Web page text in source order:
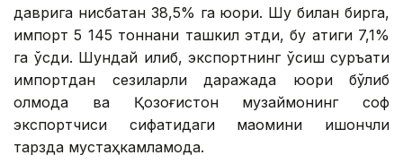
даврига нисбатан 38,5% га юқори. Шу билан бирга,
импорт 5 145 тоннани ташкил этди, бу атиги 7,1%
га ўсди. Шундай қилиб, экспортнинг ўсиш суръати
импортдан сезиларли даражада юқори бўлиб
қолмоқда ва Қозоғистон музқаймоқнинг соф
экспортчиси сифатидаги мақомини ишончли
тарзда мустаҳкамламоқда.